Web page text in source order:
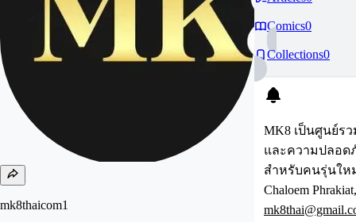
mk8thaicom1
Comics0
Collections0
MK8 เป็นศูนย์ร
และความปลอด
สำหรับคนรุ่นให
Chaloem